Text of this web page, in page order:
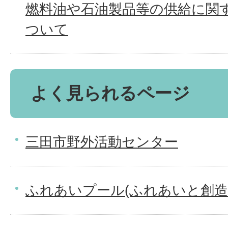
燃料油や石油製品等の供給に関
ついて
よく見られるページ
三田市野外活動センター
ふれあいプール(ふれあいと創